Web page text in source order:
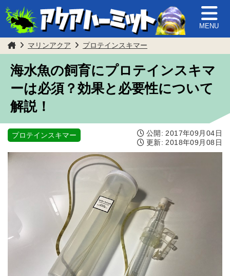
MENU
マリンアクア プロテインスキマー
海水魚の飼育にプロテインスキマ
ーは必須？効果と必要性について
解説！
プロテインスキマー 公開:2017年09月04日
更新:2018年09月08日